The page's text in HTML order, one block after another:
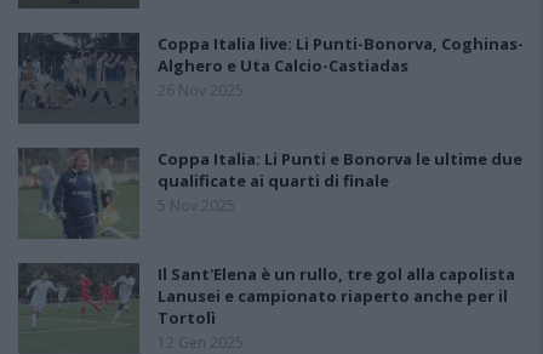
Coppa Italia live: Li Punti-Bonorva, Coghinas-
Alghero e Uta Calcio-Castiadas
26 Nov 2025
Coppa Italia: Li Punti e Bonorva le ultime due
qualificate ai quarti di finale
5 Nov 2025
Il Sant'Elena è un rullo, tre gol alla capolista
Lanusei e campionato riaperto anche per il
Tortolì
12 Gen 2025